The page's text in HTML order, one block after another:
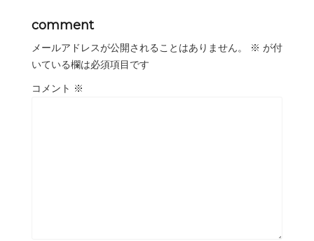
comment
メールアドレスが公開されることはありません。 ※ が付
いている欄は必須項目です
コメント ※